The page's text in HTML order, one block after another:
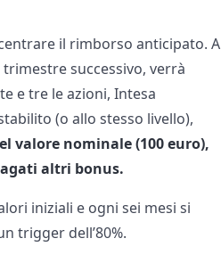
il rimborso anticipato. A
successivo, verrà
e tre le azioni, Intesa
(o allo stesso livello),
valore nominale (100 euro),
altri bonus.
iniziali e ogni sei mesi si
trigger dell’80%.